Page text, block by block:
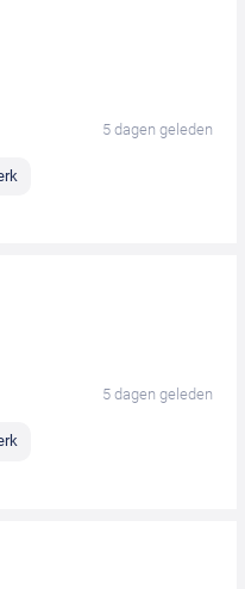
5 dagen geleden
5 dagen geleden